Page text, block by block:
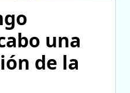
una
de la